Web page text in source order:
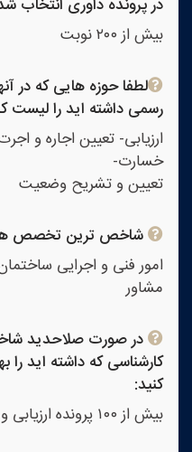
در پرونده داوری انتخاب
بیش از ۲۰۰ نوبت
لطفا حوزه هایی که در
رسمی داشته اید را لیست
ارزیابی- تعیین اجاره و
خسارت-
تعیین و تشریح وضعیت
شاخص ترین تخصص
امور فنی و اجرایی
مشاور
در صورت صلاحدید
کارشناسی که داشته اید
کنید:
بیش از ۱۰۰ پرونده ارزیابی و اجاره و سرقفلی